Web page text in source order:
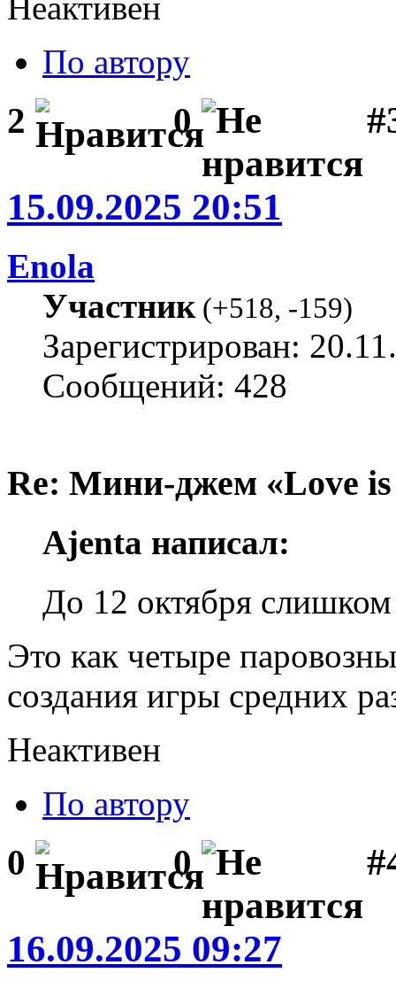
По автору
2 0
15.09.2025 20:51
Enola
Участник(+518, -159)
Зарегистрирован:
Сообщений: 428
Re: Мини-джем «Love is
Ajenta написал:
До 12 октября
Это как четыре
создания игры средних
Неактивен
По автору
0 0
16.09.2025 09:27